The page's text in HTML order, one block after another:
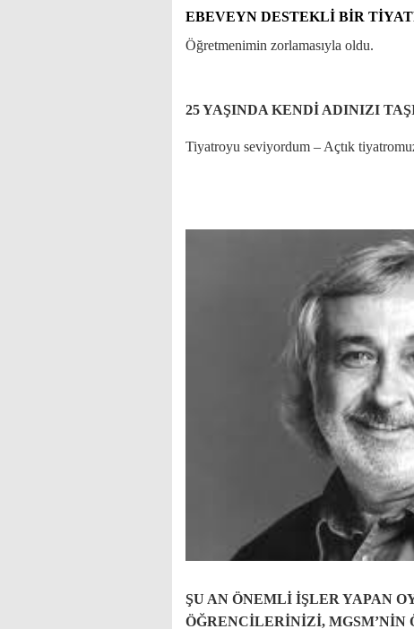
EBEVEYN DESTEKLİ BİR
Öğretmenimin zorlamasıyla oldu.
25 YAŞINDA KENDİ ADINIZI
Tiyatroyu seviyordum – Açtık
ŞU AN ÖNEMLİ İŞLER YAPAN
ÖĞRENCİLERİNİZİ,